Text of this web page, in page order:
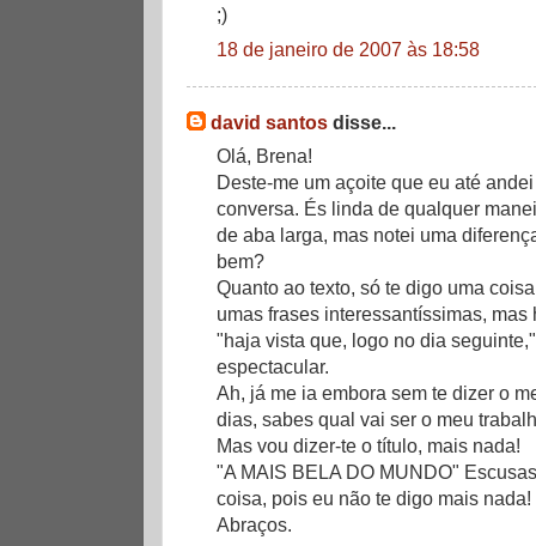
;)
18 de janeiro de 2007 às 18:58
david santos disse...
Olá, Brena!
Deste-me um açoite que eu até
conversa. És linda de qualquer
de aba larga, mas notei uma
bem?
Quanto ao texto, só te digo uma
umas frases interessantíssimas,
"haja vista que, logo no dia
espectacular.
Ah, já me ia embora sem te dizer o
dias, sabes qual vai ser o meu
Mas vou dizer-te o título, mais nada!
"A MAIS BELA DO MUNDO"
coisa, pois eu não te digo mais
Abraços.